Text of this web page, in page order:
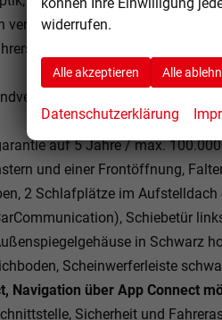
verstellbar(nicht drehbar)
inkl. Sitztaschen im oberen
erforderlich.
auf 5 Jahre / max.
und einer Frontöffnung,
2 Schlafplätze im
Schiebetür
in Schwarz
Scheinwerferleiste
Navigation über App Connect
Sicherheit und
widerrufen.
Alle akzeptieren Alle
Datenschutzerklärung